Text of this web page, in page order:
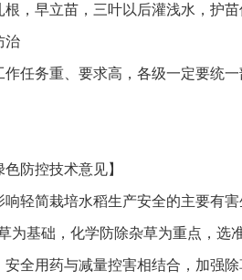
根，早立苗，三叶以后灌浅水，护
治
作任务重、要求高，各级一定要统
色防控技术意见】
响轻简栽培水稻生产安全的主要有
为基础，化学防除杂草为重点，
安全用药与减量控害相结合，加强